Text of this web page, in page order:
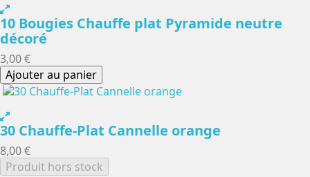
10 Bougies Chauffe plat Pyramide neutre
décoré
3,00 €
Ajouter au panier
30 Chauffe-Plat Cannelle orange
8,00 €
Produit hors stock